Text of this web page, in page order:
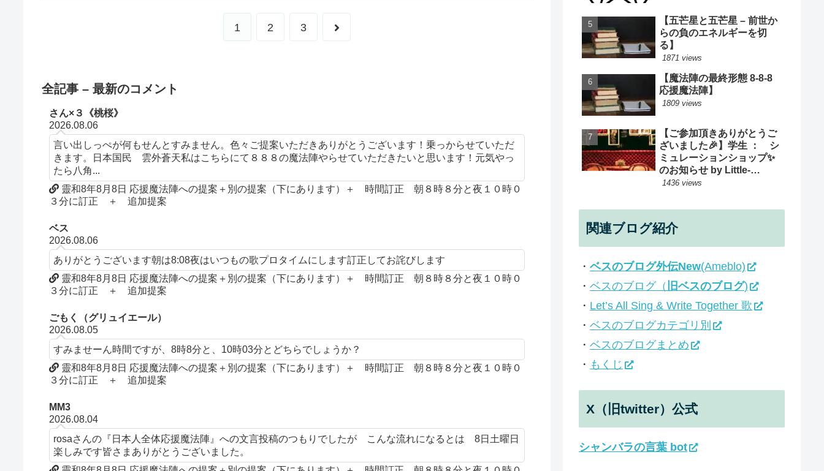
1 2 3 次
全記事 – 最新のコメント
さん×３《桃桜》
2026.08.06
言い出しっぺが何もせんとすみません。色々ご提案いただきありがとうございます！乗っからせていただ
きます。日本国民 雲外蒼天私はこちらにて８８８の魔法陣やらせていただきたいと思います！元気やっ
たら八角...
靈和8年8月8日 応援魔法陣への提案＋別の提案（下にあります）＋ 時間訂正 朝８時８分と夜１０時０
３分に訂正 ＋ 追加提案
ベス
2026.08.06
ありがとうございます朝は8:08夜はいつもの歌プロタイムにします訂正してお詫びします
靈和8年8月8日 応援魔法陣への提案＋別の提案（下にあります）＋ 時間訂正 朝８時８分と夜１０時０
３分に訂正 ＋ 追加提案
ごもく（グリュイエール）
2026.08.05
すみませーん時間ですが、8時8分と、10時03分とどちらでしょうか？
靈和8年8月8日 応援魔法陣への提案＋別の提案（下にあります）＋ 時間訂正 朝８時８分と夜１０時０
３分に訂正 ＋ 追加提案
MM3
2026.08.04
rosaさんの『日本人全体応援魔法陣』への文言投稿のつもりでしたが こんな流れになるとは 8日土曜日
楽しみです皆さまありがとうございました。
【五芒星と五芒星 – 前世か
らの負のエネルギーを切
る】
1871 views
【魔法陣の最終形態 8-8-8
応援魔法陣】
1809 views
【ご参加頂きありがとうご
ざいました🎉】学生 ： シ
ミュレーションショップ✨
のお知らせ by Little-
Cooking
1436 views
関連ブログ紹介
・ ベスのブログ外伝New(Ameblo)
・ ベスのブログ（ 旧ベスのブログ)
・ Let’s All Sing & Write Together 歌
・ ベスのブログカテゴリ別
・ ベスのブログまとめ
・ もくじ
X（旧twitter）公式
シャンバラの言葉 bot